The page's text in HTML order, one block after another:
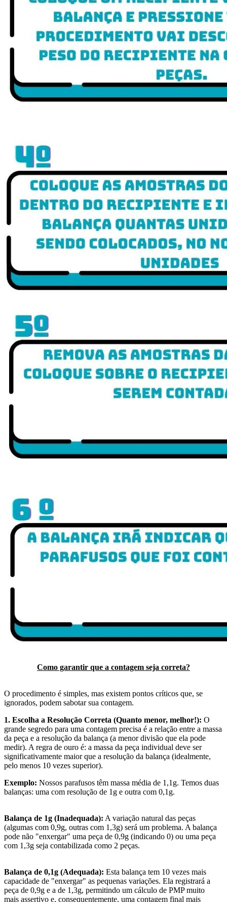
Como garantir que a contagem seja correta?
O procedimento é simples, mas existem pontos críticos que, se
ignorados, podem sabotar sua contagem.
1. Escolha a Resolução Correta (Quanto menor, melhor!): O
grande segredo para uma contagem precisa é a relação entre a massa
da peça e a resolução da balança (a menor divisão que ela pode
medir). A regra de ouro é: a massa da peça individual deve ser
significativamente maior que a resolução da balança (idealmente,
pelo menos 10 vezes superior).
Exemplo: Nossos parafusos têm massa média de 1,1g. Temos duas
balanças: uma com resolução de 1g e outra com 0,1g.
Balança de 1g (Inadequada): A variação natural das peças
(algumas com 0,9g, outras com 1,3g) será um problema. A balança
pode não "enxergar" uma peça de 0,9g (indicando 0) ou uma peça
com 1,3g seja contabilizada como 2 peças.
Balança de 0,1g (Adequada): Esta balança tem 10 vezes mais
capacidade de "enxergar" as pequenas variações. Ela registrará a
peça de 0,9g e a de 1,3g, permitindo um cálculo de PMP muito
mais assertivo e, consequentemente, uma contagem final mais